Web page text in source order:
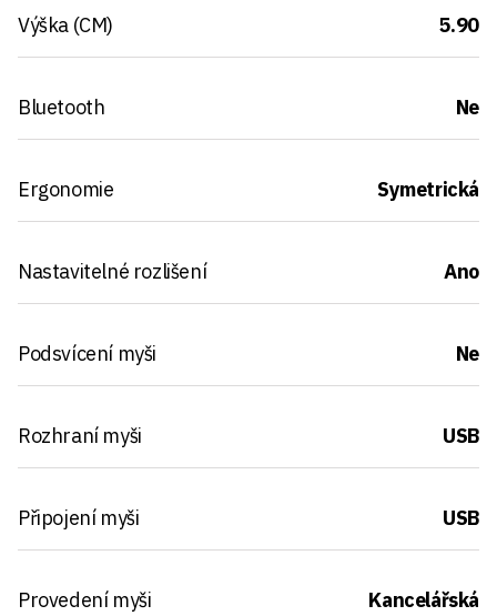
Výška (CM) 5.90
Bluetooth Ne
Ergonomie Symetrická
Nastavitelné rozlišení Ano
Podsvícení myši Ne
Rozhraní myši USB
Připojení myši USB
Provedení myši Kancelářská